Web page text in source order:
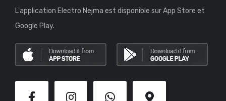
L'application Electro Nejma est disponible sur App Store et
Google Play.